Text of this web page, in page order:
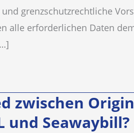
grenzschutzrechtliche
alle erforderlichen Daten
zwischen
und Seawaybill?